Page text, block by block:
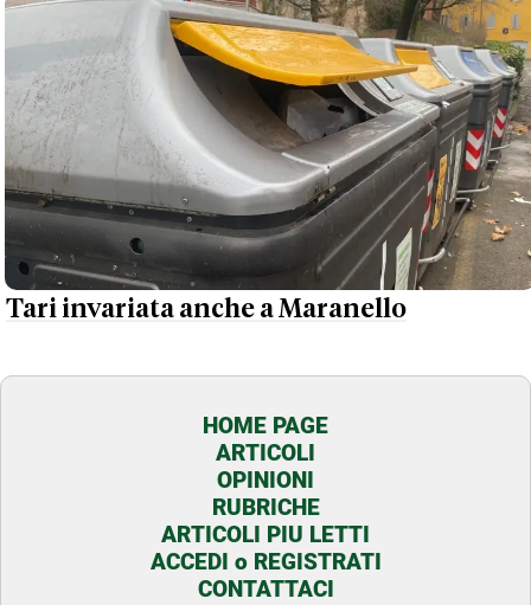
Tari invariata anche a Maranello
HOME PAGE
ARTICOLI
OPINIONI
RUBRICHE
ARTICOLI PIU LETTI
ACCEDI o REGISTRATI
CONTATTACI